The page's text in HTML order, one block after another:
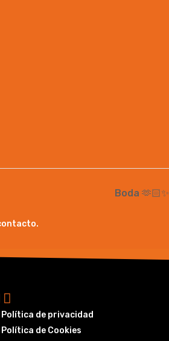
Boda 🫶🏻✨
Política de privacidad
Política de Cookies